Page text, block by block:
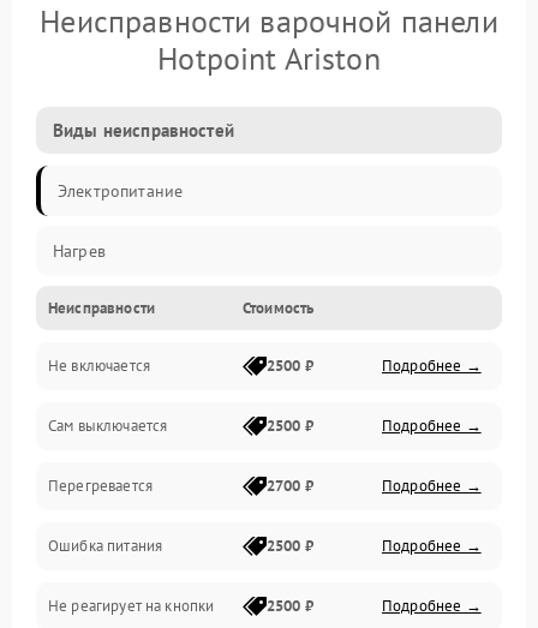
Неисправности варочной панели
Hotpoint Ariston
Виды неисправностей
Электропитание
Нагрев
Неисправности Стоимость
Не включается 2500 ₽ Подробнее →
Сам выключается 2500 ₽ Подробнее →
Перегревается 2700 ₽ Подробнее →
Ошибка питания 2500 ₽ Подробнее →
Не реагирует на кнопки 2500 ₽ Подробнее →